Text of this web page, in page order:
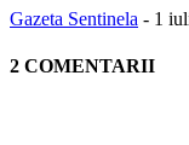
Gazeta Sentinela - 1
2 COMENTARII